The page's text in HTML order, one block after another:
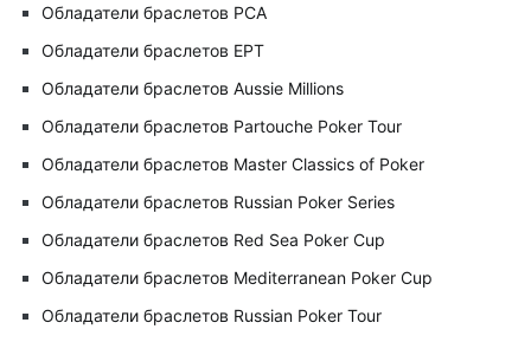
Обладатели браслетов PCA
Обладатели браслетов EPT
Обладатели браслетов Aussie Millions
Обладатели браслетов Partouche Poker Tour
Обладатели браслетов Master Classics of Poker
Обладатели браслетов Russian Poker Series
Обладатели браслетов Red Sea Poker Cup
Обладатели браслетов Mediterranean Poker Cup
Обладатели браслетов Russian Poker Tour